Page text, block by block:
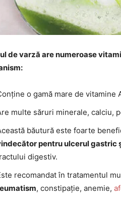
de varză are numeroase
o gamă mare de vitamine
multe săruri minerale, calciu,
băutură este foarte
pentru ulcerul gastric
digestiv.
recomandat în tratamentul
, constipație, anemie,